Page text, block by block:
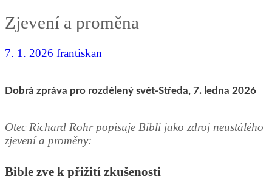
Zjevení a proměna
7. 1. 2026 frantiskan
Dobrá zpráva pro rozdělený svět-Středa, 7. ledna 2026
Otec Richard Rohr popisuje Bibli jako zdroj neustálého
zjevení a proměny:
Bible zve k přižití zkušenosti